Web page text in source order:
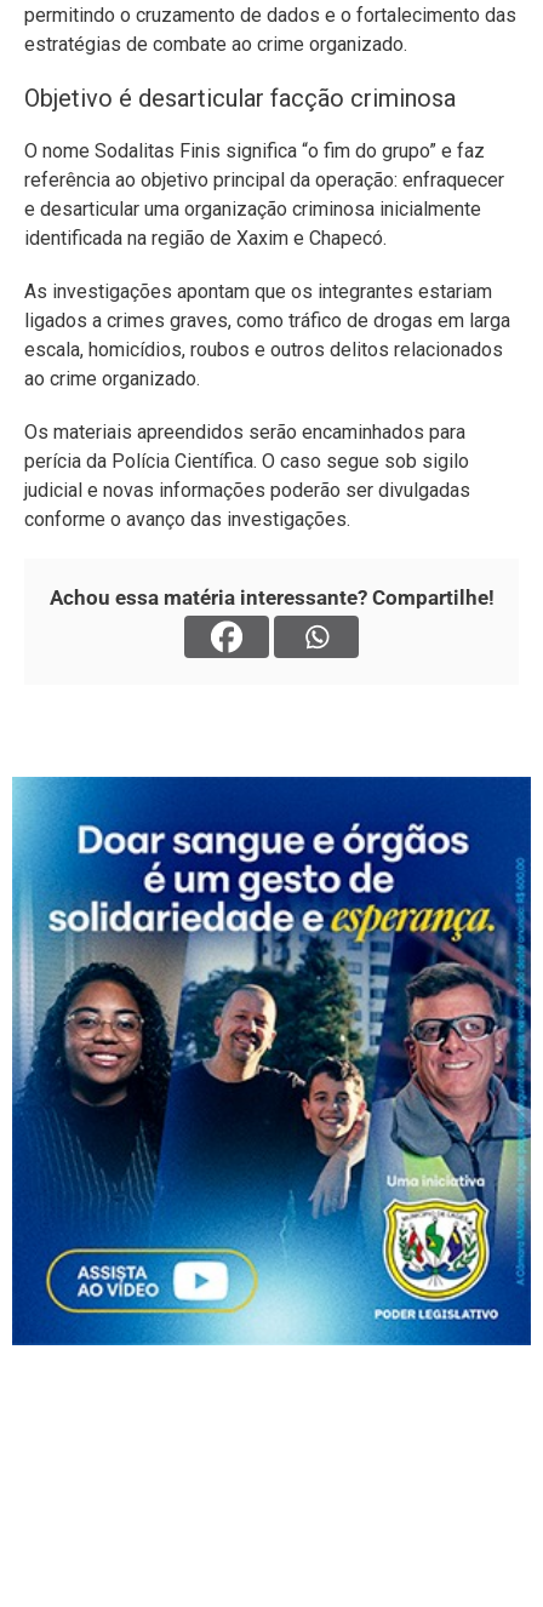
permitindo o cruzamento de dados e o fortalecimento das
estratégias de combate ao crime organizado.
Objetivo é desarticular facção criminosa
O nome Sodalitas Finis significa “o fim do grupo” e faz
referência ao objetivo principal da operação: enfraquecer
e desarticular uma organização criminosa inicialmente
identificada na região de Xaxim e Chapecó.
As investigações apontam que os integrantes estariam
ligados a crimes graves, como tráfico de drogas em larga
escala, homicídios, roubos e outros delitos relacionados
ao crime organizado.
Os materiais apreendidos serão encaminhados para
perícia da Polícia Científica. O caso segue sob sigilo
judicial e novas informações poderão ser divulgadas
conforme o avanço das investigações.
Achou essa matéria interessante? Compartilhe!